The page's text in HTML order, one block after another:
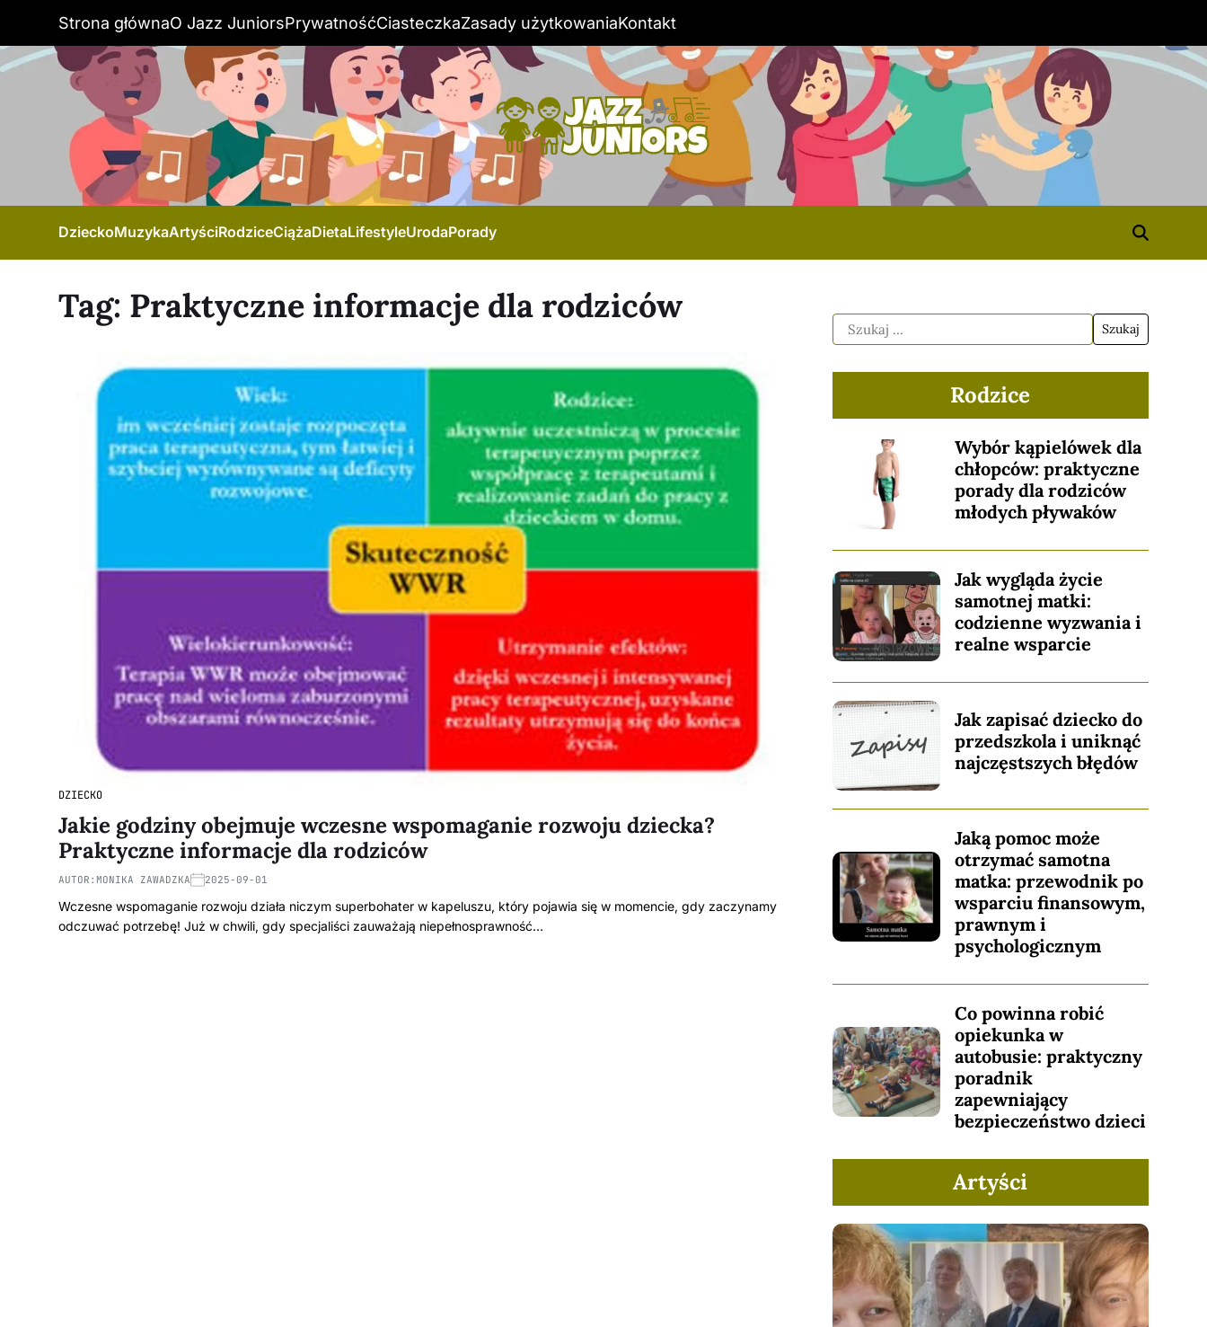
Strona głównaO Jazz JuniorsPrywatnośćCiasteczkaZasady użytkowaniaKontakt
DzieckoMuzykaArtyściRodziceCiążaDietaLifestyleUrodaPorady
Tag: Praktyczne informacje dla rodziców
DZIECKO
Jakie godziny obejmuje wczesne wspomaganie rozwoju dziecka?
Praktyczne informacje dla rodziców
AUTOR: MONIKA ZAWADZKA 2025-09-01
Wczesne wspomaganie rozwoju działa niczym superbohater w kapeluszu, który pojawia się w momencie, gdy zaczynamy
odczuwać potrzebę! Już w chwili, gdy specjaliści zauważają niepełnosprawność…
Rodzice
Wybór kąpielówek dla
chłopców: praktyczne
porady dla rodziców
młodych pływaków
Jak wygląda życie
samotnej matki:
codzienne wyzwania i
realne wsparcie
Jak zapisać dziecko do
przedszkola i uniknąć
najczęstszych błędów
Jaką pomoc może
otrzymać samotna
matka: przewodnik po
wsparciu finansowym,
prawnym i
psychologicznym
Co powinna robić
opiekunka w
autobusie: praktyczny
poradnik
zapewniający
bezpieczeństwo dzieci
Artyści